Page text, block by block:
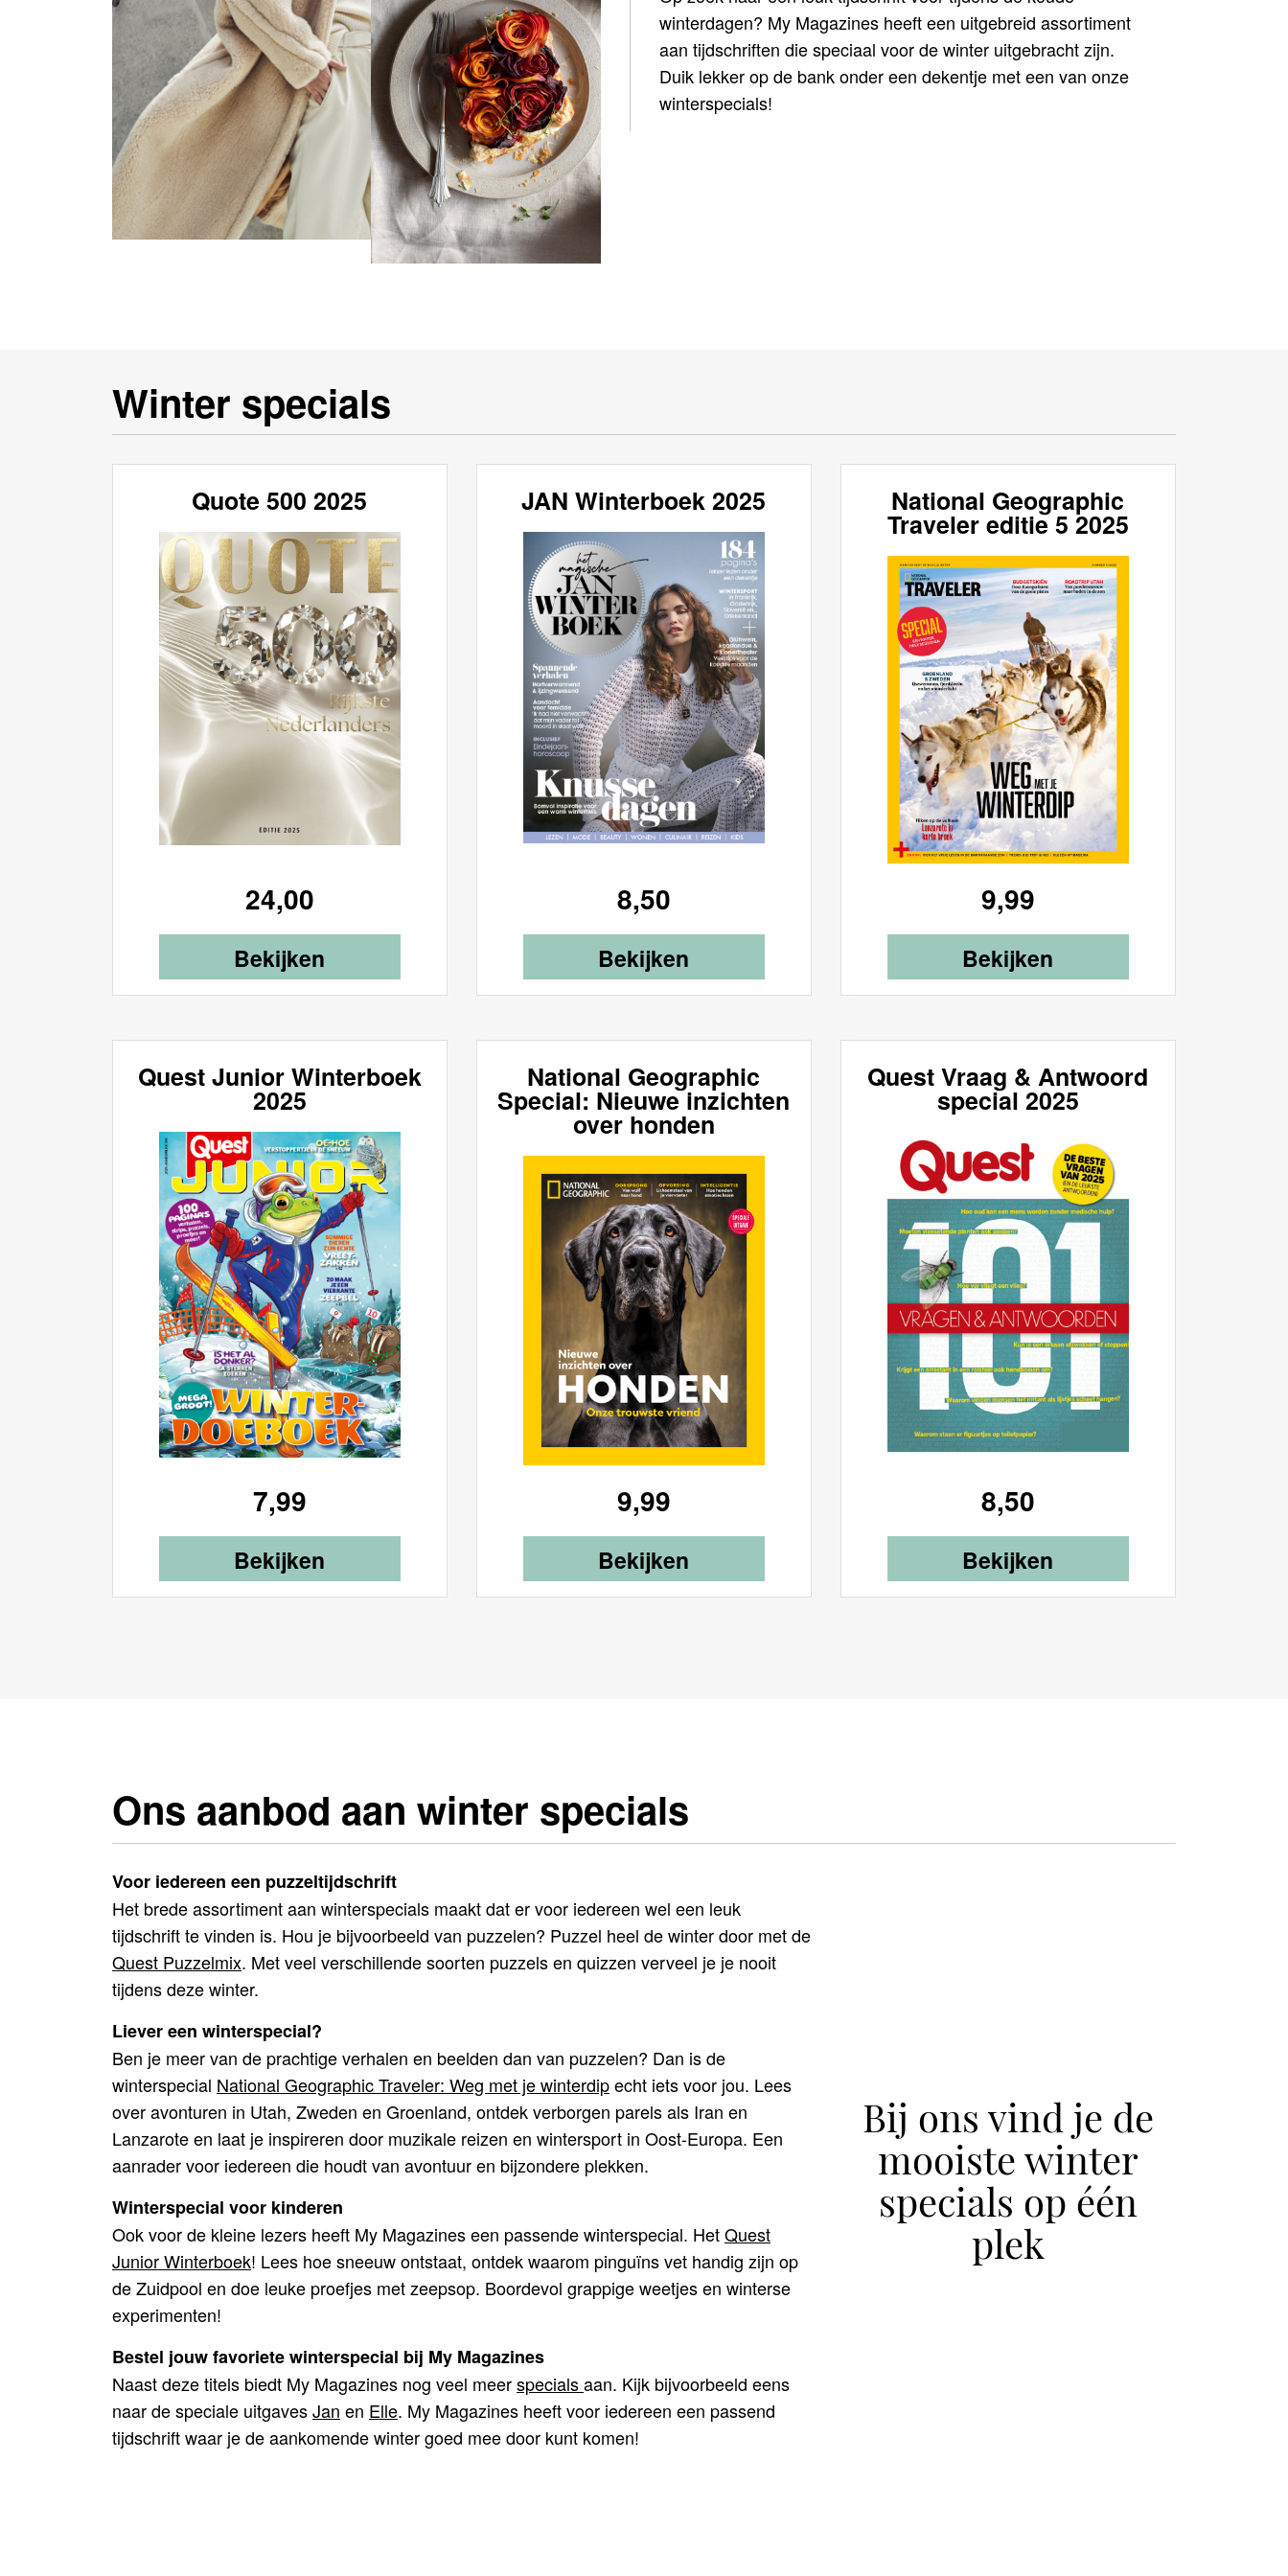
winterdagen? My Magazines heeft een uitgebreid assortiment
aan tijdschriften die speciaal voor de winter uitgebracht zijn.
Duik lekker op de bank onder een dekentje met een van onze
winterspecials!
Winter specials
Quote 500 2025
24,00
Bekijken
JAN Winterboek 2025
8,50
Bekijken
National Geographic
Traveler editie 5 2025
9,99
Bekijken
Quest Junior Winterboek
2025
7,99
Bekijken
National Geographic
Special: Nieuwe inzichten
over honden
9,99
Bekijken
Quest Vraag & Antwoord
special 2025
8,50
Bekijken
Ons aanbod aan winter specials
Voor iedereen een puzzeltijdschrift
Het brede assortiment aan winterspecials maakt dat er voor iedereen wel een leuk
tijdschrift te vinden is. Hou je bijvoorbeeld van puzzelen? Puzzel heel de winter door met de
Quest Puzzelmix. Met veel verschillende soorten puzzels en quizzen verveel je je nooit
tijdens deze winter.
Liever een winterspecial?
Ben je meer van de prachtige verhalen en beelden dan van puzzelen? Dan is de
winterspecial National Geographic Traveler: Weg met je winterdipecht iets voor jou. Lees
over avonturen in Utah, Zweden en Groenland, ontdek verborgen parels als Iran en
Lanzarote en laat je inspireren door muzikale reizen en wintersport in Oost-Europa. Een
aanrader voor iedereen die houdt van avontuur en bijzondere plekken.
Winterspecial voor kinderen
Ook voor de kleine lezers heeft My Magazines een passende winterspecial. HetQuest
Junior Winterboek! Lees hoe sneeuw ontstaat, ontdek waarom pinguïns vet handig zijn op
de Zuidpool en doe leuke proefjes met zeepsop. Boordevol grappige weetjes en winterse
experimenten!
Bestel jouw favoriete winterspecial bij My Magazines
Naast deze titels biedt My Magazines nog veel meerspecialsaan. Kijk bijvoorbeeld eens
naar de speciale uitgavesJan en Elle. My Magazines heeft voor iedereen een passend
tijdschrift waar je de aankomende winter goed mee door kunt komen!
Bij ons vind je de
mooiste winter
specials op één
plek